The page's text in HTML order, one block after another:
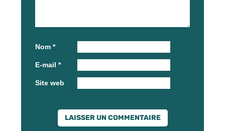
Nom *
E-mail *
Site web